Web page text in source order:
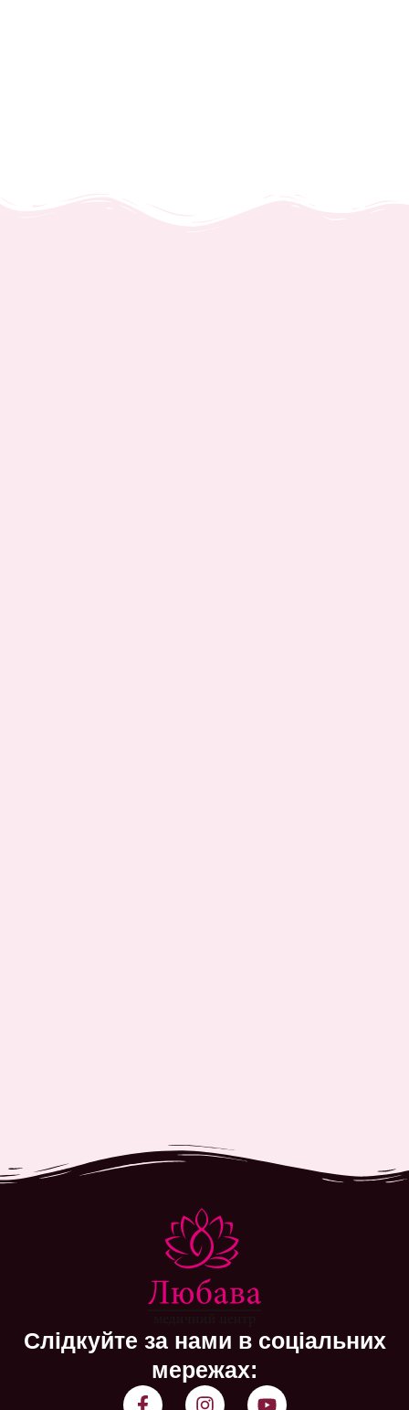
Слідкуйте за нами в соціальних
мережах: